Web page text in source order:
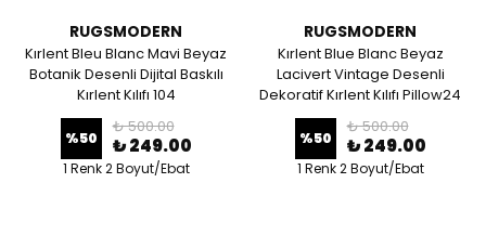
RUGSMODERN
Kırlent Bleu Blanc Mavi Beyaz
Botanik Desenli Dijital Baskılı
Kırlent Kılıfı 104
%50
₺ 500.00
₺ 249.00
1 Renk 2 Boyut/Ebat
RUGSMODERN
Kırlent Blue Blanc Beyaz
Lacivert Vintage Desenli
Dekoratif Kırlent Kılıfı Pillow24
%50
₺ 500.00
₺ 249.00
1 Renk 2 Boyut/Ebat